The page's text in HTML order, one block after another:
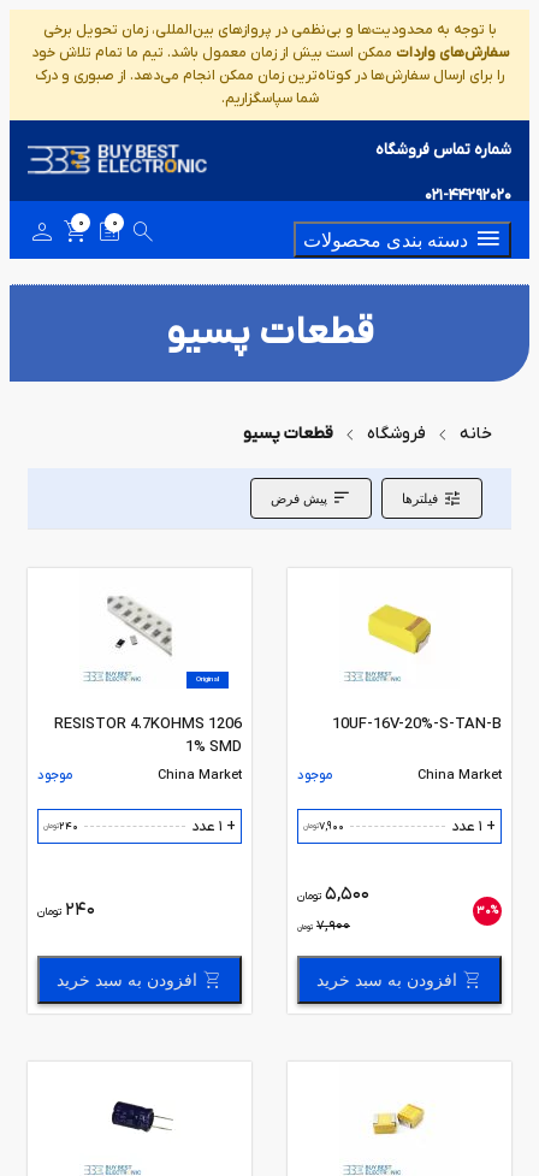
با توجه به محدودیت‌ها و بی‌نظمی در پروازهای بین‌المللی، زمان تحویل برخی
سفارش‌های واردات ممکن است بیش از زمان معمول باشد. تیم ما تمام تلاش خود
را برای ارسال سفارش‌ها در کوتاه‌ترین زمان ممکن انجام می‌دهد. از صبوری و درک
شما سپاسگزاریم.
شماره تماس فروشگاه
021-44292020
دسته بندی محصولات
0
0
قطعات پسیو
خانه فروشگاه قطعات پسیو
فیلترها پیش فرض
10UF-16V-20%-S-TAN-B
China Market موجود
+ 1 عدد 7,900تومان
30%
5,500 تومان
7,900 تومان
افزودن به سبد خرید
Original
RESISTOR 4.7KOHMS 1206
1% SMD
China Market موجود
+ 1 عدد 240تومان
240 تومان
افزودن به سبد خرید